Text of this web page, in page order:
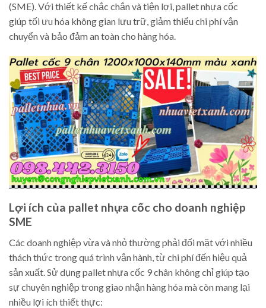
(SME). Với thiết kế chắc chắn và tiện lợi, pallet nhựa cốc
giúp tối ưu hóa không gian lưu trữ, giảm thiểu chi phí vận
chuyển và bảo đảm an toàn cho hàng hóa.
Lợi ích của pallet nhựa cốc cho doanh nghiệp
SME
Các doanh nghiệp vừa và nhỏ thường phải đối mặt với nhiều
thách thức trong quá trình vận hành, từ chi phí đến hiệu quả
sản xuất. Sử dụng pallet nhựa cốc 9 chân không chỉ giúp tạo
sự chuyên nghiệp trong giao nhận hàng hóa mà còn mang lại
nhiều lợi ích thiết thực: